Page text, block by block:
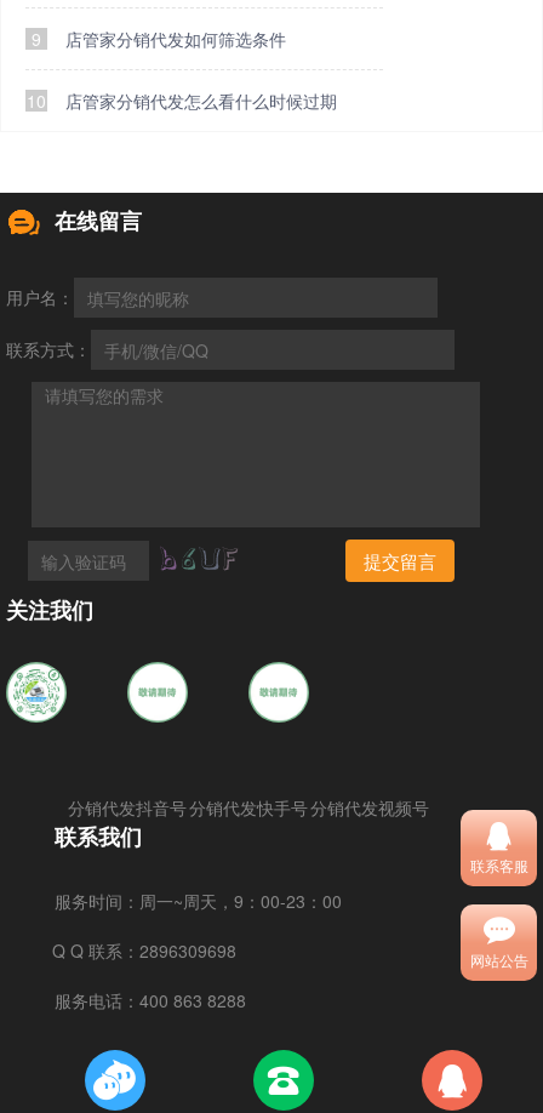
9 店管家分销代发如何筛选条件
10 店管家分销代发怎么看什么时候过期
在线留言
用户名：
联系方式：
提交留言
关注我们
分销代发抖音号分销代发快手号分销代发视频号
联系我们
服务时间： 周一~周天，9：00-23：00
Q Q 联系： 2896309698
服务电话： 400 863 8288
联系客服
网站公告